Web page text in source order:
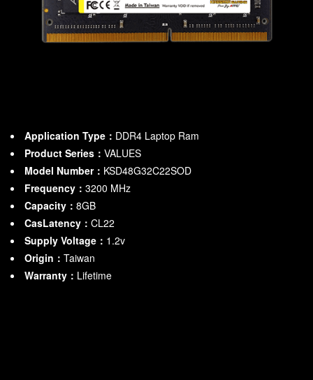
Application Type： DDR4 Laptop Ram
Product Series： VALUES
Model Number： KSD48G32C22SOD
Frequency： 3200 MHz
Capacity： 8GB
CasLatency： CL22
Supply Voltage： 1.2v
Origin： Taiwan
Warranty： Lifetime